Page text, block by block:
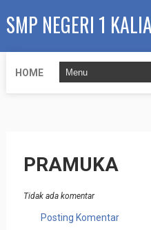
SMP NEGERI 1
SELATAN
HOME
PRAMUKA
Tidak ada komentar
Posting Komentar